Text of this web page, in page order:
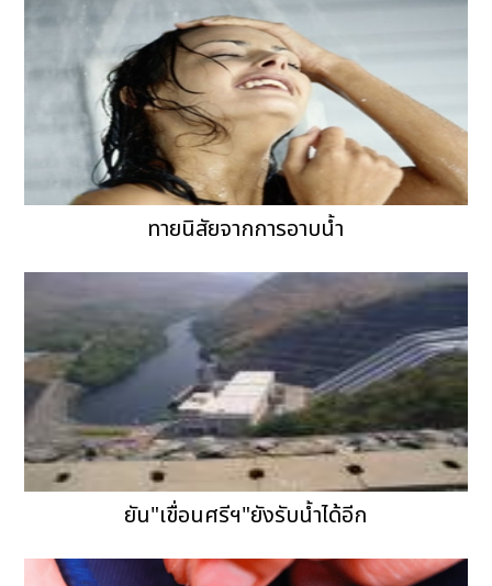
ทายนิสัยจากการอาบน้ำ
ยัน"เขื่อนศรีฯ"ยังรับน้ำได้อีก